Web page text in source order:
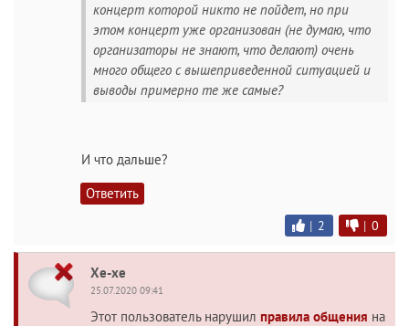
концерт которой никто не пойдет, но при
этом концерт уже организован (не думаю, что
организаторы не знают, что делают) очень
много общего с вышеприведенной ситуацией и
выводы примерно те же самые?
И что дальше?
Ответить
| 2 | 0
Хе-хе
25.07.2020 09:41
Этот пользователь нарушил правила общения на